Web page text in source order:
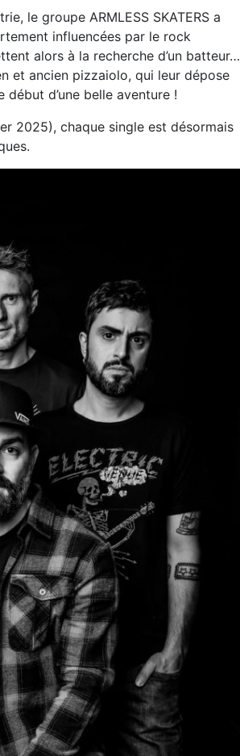
le groupe ARMLESS SKATERS a
influencées par le rock
alors à la recherche d’un batteur…
et ancien pizzaiolo, qui leur dépose
d’une belle aventure !
2025), chaque single est désormais